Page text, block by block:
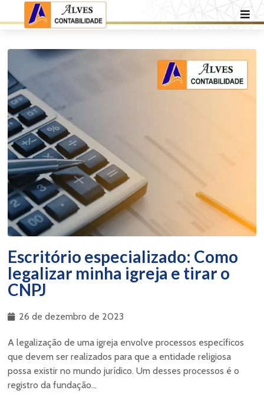
Escritório especializado: Como
legalizar minha igreja e tirar o
CNPJ
26 de dezembro de 2023
A legalização de uma igreja envolve processos específicos
que devem ser realizados para que a entidade religiosa
possa existir no mundo jurídico. Um desses processos é o
registro da fundação...